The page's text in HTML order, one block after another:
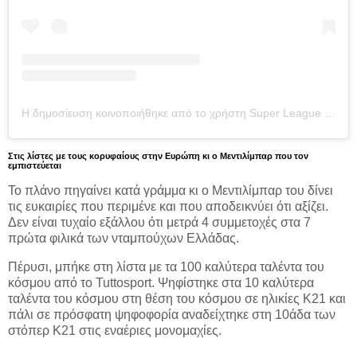
Η δημοσίευση κοινοποιήθηκε από το χρήστη Super League Greece (@super_league_gr)
Στις λίστες με τους κορυφαίους στην Ευρώπη κι ο Μεντιλίμπαρ που τον
εμπιστεύεται
Το πλάνο πηγαίνει κατά γράμμα κι ο Μεντιλίμπαρ του δίνει
τις ευκαιρίες που περιμένε και που αποδεικνύει ότι αξίζει.
Δεν είναι τυχαίο εξάλλου ότι μετρά 4 συμμετοχές στα 7
πρώτα φιλικά των νταμπούχων Ελλάδας.
Πέρυσι, μπήκε στη λίστα με τα 100 καλύτερα ταλέντα του
κόσμου από το Tuttosport. Ψηφίστηκε στα 10 καλύτερα
ταλέντα του κόσμου στη θέση του κόσμου σε ηλικίες Κ21 και
πάλι σε πρόσφατη ψηφοφορία αναδείχτηκε στη 10άδα των
στόπερ Κ21 στις εναέριες μονομαχίες.